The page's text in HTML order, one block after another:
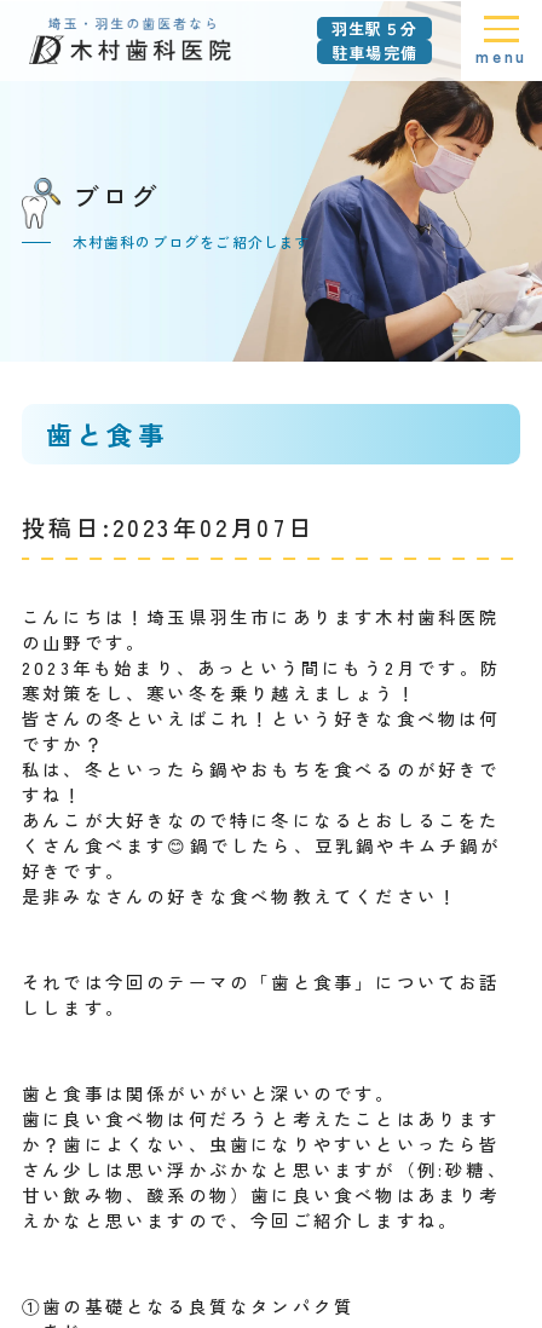
羽生駅５分
駐車場完備
menu
ブログ
木村歯科のブログをご紹介します
歯と食事
投稿日:2023年02月07日
こんにちは！埼玉県羽生市にあります木村歯科医院
の山野です。
2023年も始まり、あっという間にもう2月です。防
寒対策をし、寒い冬を乗り越えましょう！
皆さんの冬といえばこれ！という好きな食べ物は何
ですか？
私は、冬といったら鍋やおもちを食べるのが好きで
すね！
あんこが大好きなので特に冬になるとおしるこをた
くさん食べます😊鍋でしたら、豆乳鍋やキムチ鍋が
好きです。
是非みなさんの好きな食べ物教えてください！
それでは今回のテーマの「歯と食事」についてお話
しします。
歯と食事は関係がいがいと深いのです。
歯に良い食べ物は何だろうと考えたことはあります
か？歯によくない、虫歯になりやすいといったら皆
さん少しは思い浮かぶかなと思いますが（例:砂糖、
甘い飲み物、酸系の物）歯に良い食べ物はあまり考
えかなと思いますので、今回ご紹介しますね。
①歯の基礎となる良質なタンパク質